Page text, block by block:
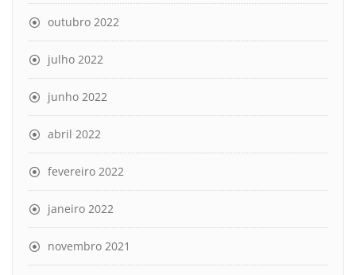
outubro 2022
julho 2022
junho 2022
abril 2022
fevereiro 2022
janeiro 2022
novembro 2021